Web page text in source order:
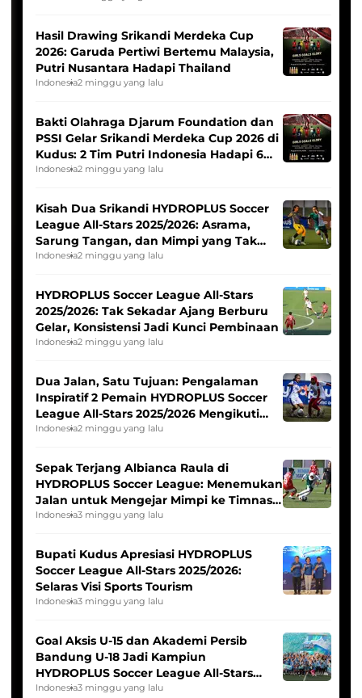
Hasil Drawing Srikandi Merdeka Cup
2026: Garuda Pertiwi Bertemu Malaysia,
Putri Nusantara Hadapi Thailand
Indonesia2 minggu yang lalu
Bakti Olahraga Djarum Foundation dan
PSSI Gelar Srikandi Merdeka Cup 2026 di
Kudus: 2 Tim Putri Indonesia Hadapi 6
Tim Asia
Indonesia2 minggu yang lalu
Kisah Dua Srikandi HYDROPLUS Soccer
League All-Stars 2025/2026: Asrama,
Sarung Tangan, dan Mimpi yang Tak
Pernah Padam
Indonesia2 minggu yang lalu
HYDROPLUS Soccer League All-Stars
2025/2026: Tak Sekadar Ajang Berburu
Gelar, Konsistensi Jadi Kunci Pembinaan
Indonesia2 minggu yang lalu
Dua Jalan, Satu Tujuan: Pengalaman
Inspiratif 2 Pemain HYDROPLUS Soccer
League All-Stars 2025/2026 Mengikuti
Seleksi Timnas Indonesia Putri
Indonesia2 minggu yang lalu
Sepak Terjang Albianca Raula di
HYDROPLUS Soccer League: Menemukan
Jalan untuk Mengejar Mimpi ke Timnas
Indonesia Putri
Indonesia3 minggu yang lalu
Bupati Kudus Apresiasi HYDROPLUS
Soccer League All-Stars 2025/2026:
Selaras Visi Sports Tourism
Indonesia3 minggu yang lalu
Goal Aksis U-15 dan Akademi Persib
Bandung U-18 Jadi Kampiun
HYDROPLUS Soccer League All-Stars
2025/2026
Indonesia3 minggu yang lalu